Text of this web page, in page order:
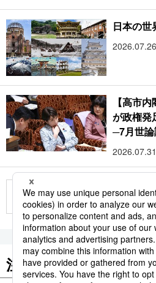
日本の世
2026.07.26
【高市
が政権発
─7月世
2026.07.31
もっと見る
注目のキーワード